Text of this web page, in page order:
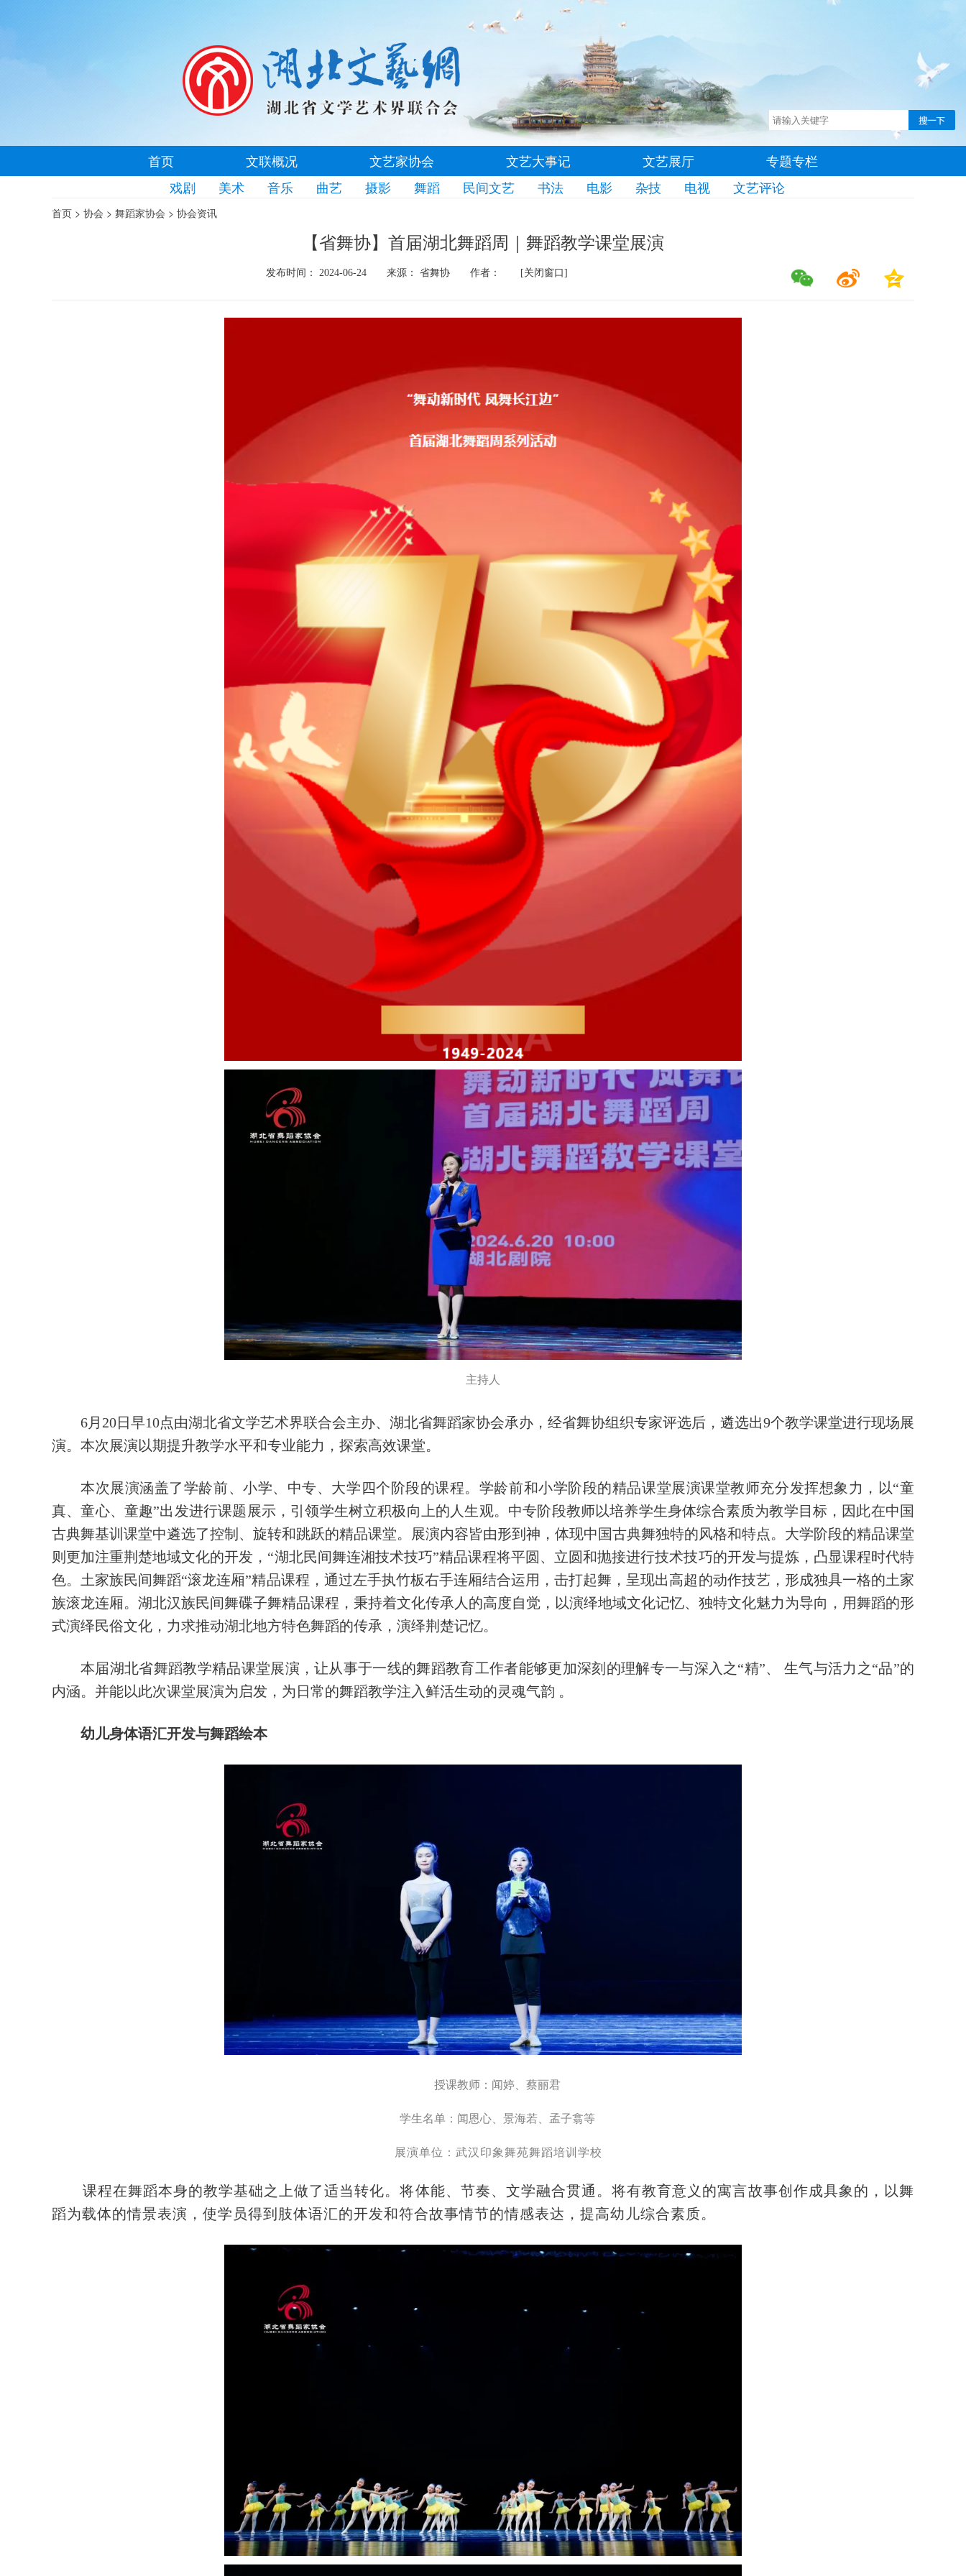
首页 文联概况 文艺家协会 文艺大事记 文艺展厅
专题专栏
戏剧
美术 音乐 曲艺 摄影 舞蹈 民间文艺 书法 电影 杂技 电视 文艺评论
首页 > 协会 > 舞蹈家协会 > 协会资讯
【省舞协】首届湖北舞蹈周｜舞蹈教学课堂展演
发布时间： 2024-06-24 来源： 省舞协 作者： [关闭窗口]
主持人
6月20日早10点由湖北省文学艺术界联合会主办、湖北省舞蹈家协会承办，经省舞协组织专家评选后，遴选出9个教学课堂进行现场展
演。本次展演以期提升教学水平和专业能力，探索高效课堂。
本次展演涵盖了学龄前、小学、中专、大学四个阶段的课程。学龄前和小学阶段的精品课堂展演课堂教师充分发挥想象力，以“童
真、童心、童趣”出发进行课题展示，引领学生树立积极向上的人生观。中专阶段教师以培养学生身体综合素质为教学目标，因此在中国
古典舞基训课堂中遴选了控制、旋转和跳跃的精品课堂。展演内容皆由形到神，体现中国古典舞独特的风格和特点。大学阶段的精品课堂
则更加注重荆楚地域文化的开发，“湖北民间舞连湘技术技巧”精品课程将平圆、立圆和抛接进行技术技巧的开发与提炼，凸显课程时代特
色。土家族民间舞蹈“滚龙连厢”精品课程，通过左手执竹板右手连厢结合运用，击打起舞，呈现出高超的动作技艺，形成独具一格的土家
族滚龙连厢。湖北汉族民间舞碟子舞精品课程，秉持着文化传承人的高度自觉，以演绎地域文化记忆、独特文化魅力为导向，用舞蹈的形
式演绎民俗文化，力求推动湖北地方特色舞蹈的传承，演绎荆楚记忆。
本届湖北省舞蹈教学精品课堂展演，让从事于一线的舞蹈教育工作者能够更加深刻的理解专一与深入之“精”、 生气与活力之“品”的
内涵。并能以此次课堂展演为启发，为日常的舞蹈教学注入鲜活生动的灵魂气韵 。
幼儿身体语汇开发与舞蹈绘本
授课教师：闻婷、蔡丽君
学生名单：闻恩心、景海若、孟子翕等
展演单位：武汉印象舞苑舞蹈培训学校
课程在舞蹈本身的教学基础之上做了适当转化。将体能、节奏、文学融合贯通。将有教育意义的寓言故事创作成具象的，以舞
蹈为载体的情景表演，使学员得到肢体语汇的开发和符合故事情节的情感表达，提高幼儿综合素质。